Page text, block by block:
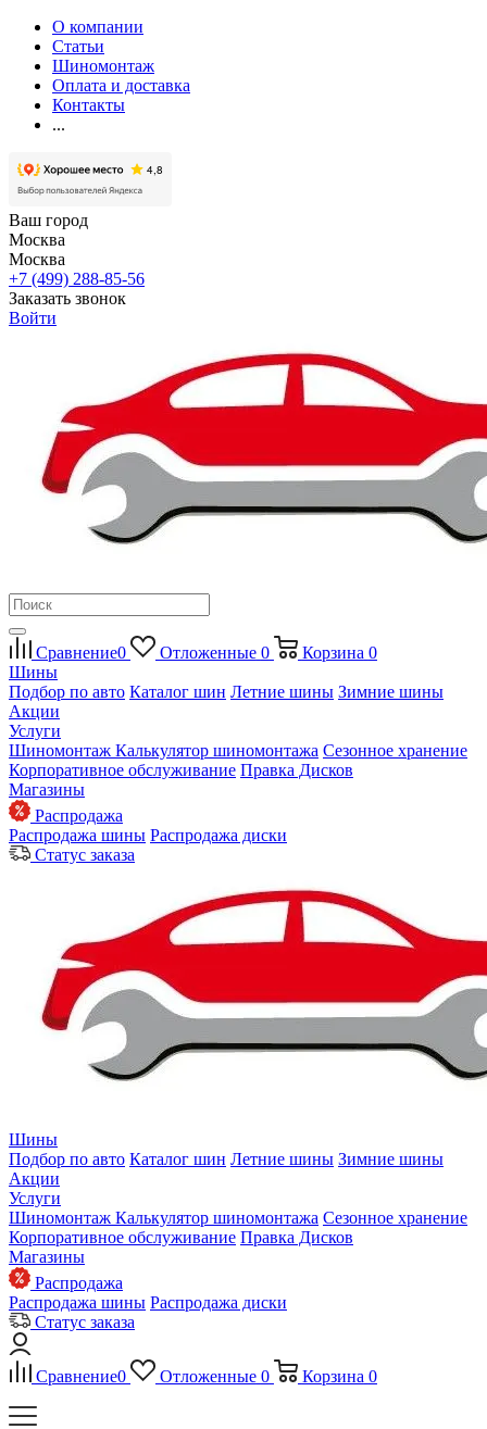
О компании
Статьи
Шиномонтаж
Оплата и доставка
Контакты
...
Ваш город
Москва
Москва
+7 (499) 288-85-56
Заказать звонок
Войти
Сравнение0 Отложенные 0 Корзина 0
Шины
Подбор по авто Каталог шин Летние шины Зимние шины
Акции
Услуги
Шиномонтаж Калькулятор шиномонтажа Сезонное хранение
Корпоративное обслуживание Правка Дисков
Магазины
Распродажа
Распродажа шины Распродажа диски
Статус заказа
Шины
Подбор по авто Каталог шин Летние шины Зимние шины
Акции
Услуги
Шиномонтаж Калькулятор шиномонтажа Сезонное хранение
Корпоративное обслуживание Правка Дисков
Магазины
Распродажа
Распродажа шины Распродажа диски
Статус заказа
Сравнение0 Отложенные 0 Корзина 0